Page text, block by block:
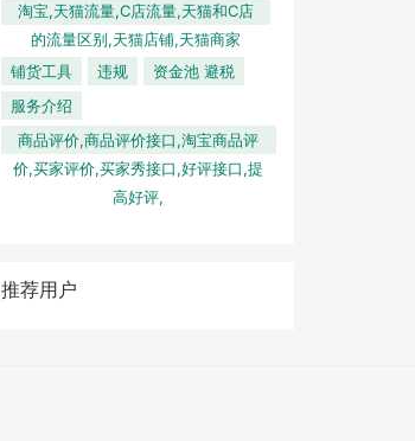
淘宝,天猫流量,C店流量,天猫和C店
的流量区别,天猫店铺,天猫商家
铺货工具
违规
资金池 避税
服务介绍
商品评价,商品评价接口,淘宝商品评
价,买家评价,买家秀接口,好评接口,提
高好评,
推荐用户